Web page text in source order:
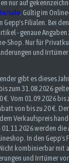
nur auf
sale . Gültig im
Filialen. Bei
- genaue
Shop. Nur für
und
gibt es dieses
zum 31.08.2026
€. Vom 01.09.2026
von bis zu 20 €.
Verkaufspreis
werden
In den Gepp's
kombinierbar mit
und Irrtümer